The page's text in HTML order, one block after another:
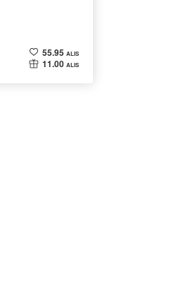
55.95 ALIS
11.00 ALIS